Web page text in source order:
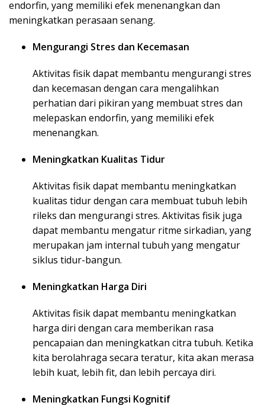
endorfin, yang memiliki efek menenangkan dan
meningkatkan perasaan senang.
Mengurangi Stres dan Kecemasan
Aktivitas fisik dapat membantu mengurangi stres
dan kecemasan dengan cara mengalihkan
perhatian dari pikiran yang membuat stres dan
melepaskan endorfin, yang memiliki efek
menenangkan.
Meningkatkan Kualitas Tidur
Aktivitas fisik dapat membantu meningkatkan
kualitas tidur dengan cara membuat tubuh lebih
rileks dan mengurangi stres. Aktivitas fisik juga
dapat membantu mengatur ritme sirkadian, yang
merupakan jam internal tubuh yang mengatur
siklus tidur-bangun.
Meningkatkan Harga Diri
Aktivitas fisik dapat membantu meningkatkan
harga diri dengan cara memberikan rasa
pencapaian dan meningkatkan citra tubuh. Ketika
kita berolahraga secara teratur, kita akan merasa
lebih kuat, lebih fit, dan lebih percaya diri.
Meningkatkan Fungsi Kognitif